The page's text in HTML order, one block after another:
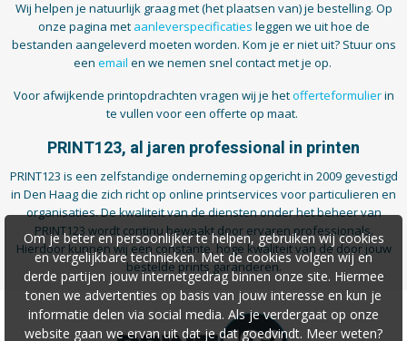
Wij helpen je natuurlijk graag met (het plaatsen van) je bestelling. Op
onze pagina met aanleverspecificaties leggen we uit hoe de
bestanden aangeleverd moeten worden. Kom je er niet uit? Stuur ons
een email en we nemen snel contact met je op.
Voor afwijkende printopdrachten vragen wij je hetofferteformulierin
te vullen voor een offerte op maat.
PRINT123, al jaren professional in printen
PRINT123 is een zelfstandige onderneming opgericht in 2009 gevestigd
in Den Haag die zich richt op online printservices voor particulieren en
organisaties. De kwaliteit van de diensten onder het beheer van
PRINT123 wordt continu bewaakt door ervaren professionals.
Hierdoor kunnen wij een constante, hoge kwaliteit van de door jouw
bestelde prints garanderen.
Om je beter en persoonlijker te helpen, gebruiken wij cookies
en vergelijkbare technieken. Met de cookies volgen wij en
derde partijen jouw internetgedrag binnen onze site. Hiermee
tonen we advertenties op basis van jouw interesse en kun je
informatie delen via social media. Als je verdergaat op onze
website gaan we ervan uit dat je dat goedvindt. Meer weten?